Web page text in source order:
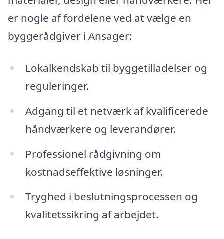
er nogle af fordelene ved at vælge en
byggerådgiver i Ansager:
Lokalkendskab til byggetilladelser og
reguleringer.
Adgang til et netværk af kvalificerede
håndværkere og leverandører.
Professionel rådgivning om
kostnadseffektive løsninger.
Tryghed i beslutningsprocessen og
kvalitetssikring af arbejdet.